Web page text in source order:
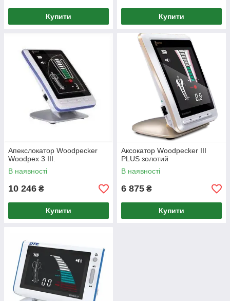
Купити Купити
Апекслокатор Woodpecker
Woodpex 3 III.
В наявності
10 246 ₴
Купити
Аксокатор Woodpecker III
PLUS золотий
В наявності
6 875 ₴
Купити